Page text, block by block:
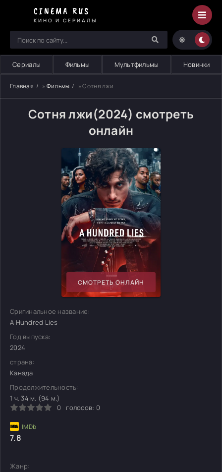
CINEMA RUS
КИНО И СЕРИАЛЫ
Сериалы Фильмы Мультфильмы Новинки
Главная » Фильмы » Сотня лжи
Сотня лжи(2024) смотреть
онлайн
СМОТРЕТЬ ОНЛАЙН
Оригинальное название:
A Hundred Lies
Год выпуска:
2024
страна:
Канада
Продолжительность:
1 ч. 34 м. (94 м.)
0
голосов: 0
7.8
Жанр: